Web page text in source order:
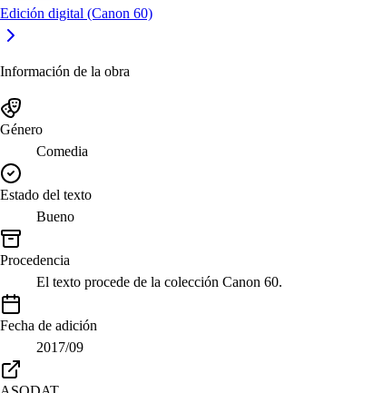
Edición digital (Canon 60)
Información de la obra
Género
Comedia
Estado del texto
Bueno
Procedencia
El texto procede de la colección Canon 60.
Fecha de adición
2017/09